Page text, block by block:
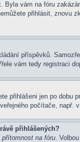
vám na fóru
přihlásit, znovu
příspěvků.
vám tedy registraci
přihlášeni jen po dobu
počítače, např.
přihlášených?
na fóru.